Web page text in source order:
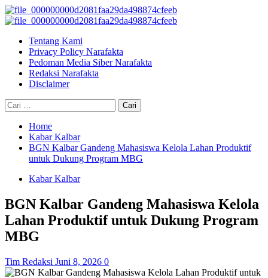
Skip
to
Primary
Tentang Kami
Privacy Policy Narafakta
Pedoman Media Siber Narafakta
Redaksi Narafakta
Disclaimer
Cari
untuk:
Home
Kabar Kalbar
BGN Kalbar Gandeng Mahasiswa Kelola Lahan Produktif
untuk Dukung Program MBG
Kabar Kalbar
BGN Kalbar Gandeng Mahasiswa Kelola
Lahan Produktif untuk Dukung Program
MBG
Tim Redaksi Juni 8, 2026 0